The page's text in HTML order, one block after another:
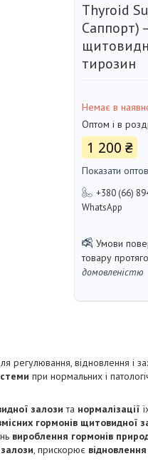
Thyroid
Саппорт)
тирозин
Немає в
Оптом і в
1 200 ₴
Показати
+380 (66)
WhatsApp
товару
домовленістю
регулювання, відновлення і
при нормальних і
залози та нормалізації
гормонів щитовидної
вироблення гормонів
, прискорює відновлення